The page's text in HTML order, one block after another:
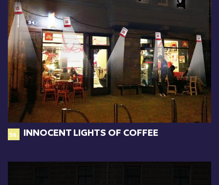
56. INNOCENT LIGHTS OF COFFEE